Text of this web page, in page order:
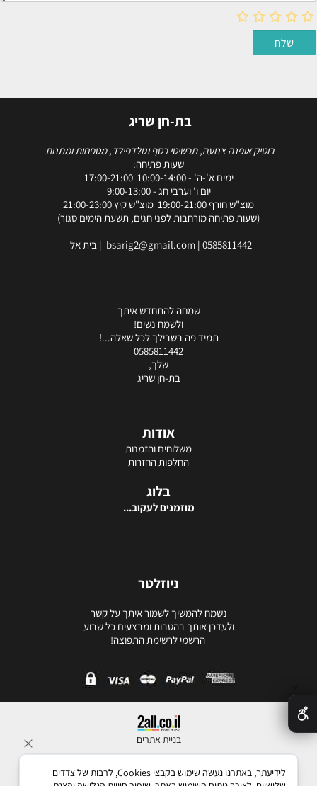
בת-חן שריג
בוטיק אופנה צנועה, תכשיטי כסף וגולדפילד, מטפחות ומתנות
שעות פתיחה:
ימים א'-ה' - 10:00-14:00 17:00-21:00
יום ו' וערבי חג - 9:00-13:00
מוצ"ש חורף 19:00-21:00 מוצ"ש קיץ 21:00-23:00
(שעות פתיחה מורחבות לפני חגים, תשעת הימים סגור)
bsarig2@gmail.com | 0585811442 | בית אל
שמחה להתחדש איתך
ולשמח נשים!
תמיד פה בשבילך לכל שאלה...!
0585811442
שלך,
בת-חן שריג
אודות
משלוחים והזמנות
החלפות החזרות
בלוג
מוזמנים לעקוב...
ניוזלטר
נשמח להמשיך לשמור איתך על קשר
ולעדכן אותך בהטבות ומבצעים כל שבוע
הרשמי לרשימת התפוצה!
בניית אתרים
לידיעתך, באתרנו נעשה שימוש בקבצי Cookies, לרבות של צדדים